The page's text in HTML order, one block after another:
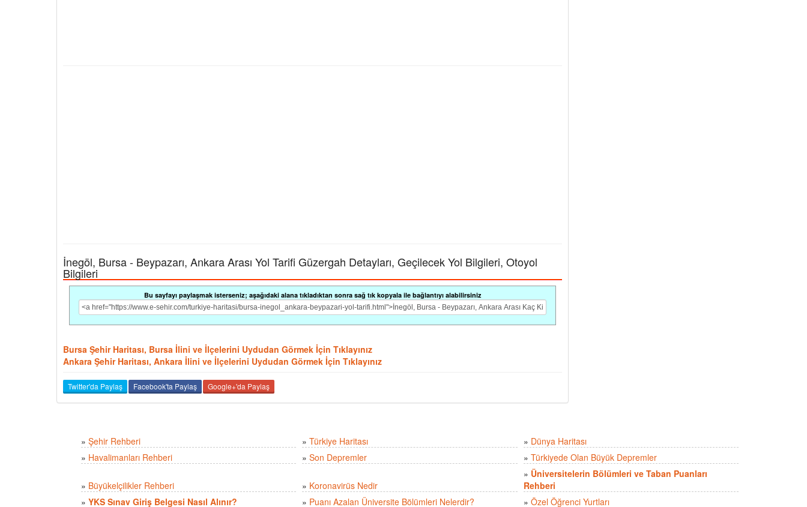
İnegöl, Bursa - Beypazarı, Ankara Arası Yol Tarifi Güzergah Detayları, Geçilecek Yol Bilgileri, Otoyol
Bilgileri
Bu sayfayı paylaşmak isterseniz; aşağıdaki alana tıkladıktan sonra sağ tık kopyala ile bağlantıyı alabilirsiniz
Bursa Şehir Haritası, Bursa İlini ve İlçelerini Uydudan Görmek İçin Tıklayınız
Ankara Şehir Haritası, Ankara İlini ve İlçelerini Uydudan Görmek İçin Tıklayınız
Twitter'da Paylaş Facebook'ta Paylaş Google+'da Paylaş
» Şehir Rehberi » Türkiye Haritası » Dünya Haritası
» Havalimanları Rehberi » Son Depremler » Türkiyede Olan Büyük Depremler
» Büyükelçilikler Rehberi » Koronavirüs Nedir
» Üniversitelerin Bölümleri ve Taban Puanları
Rehberi
» YKS Sınav Giriş Belgesi Nasıl Alınır? » Puanı Azalan Üniversite Bölümleri Nelerdir? » Özel Öğrenci Yurtları